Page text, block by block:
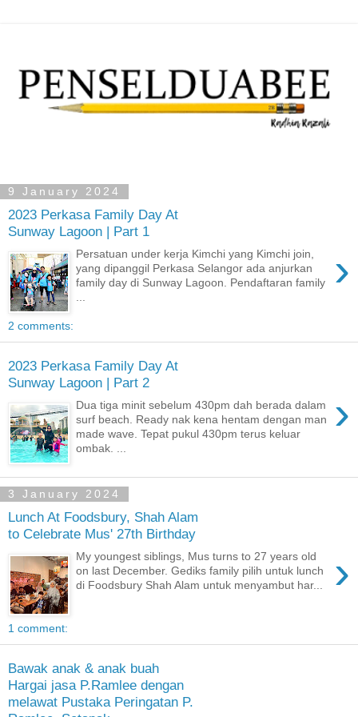
9 January 2024
2023 Perkasa Family Day At
Sunway Lagoon | Part 1
›
Persatuan under kerja Kimchi yang Kimchi join,
yang dipanggil Perkasa Selangor ada anjurkan
family day di Sunway Lagoon. Pendaftaran family
...
2 comments:
2023 Perkasa Family Day At
Sunway Lagoon | Part 2
›
Dua tiga minit sebelum 430pm dah berada dalam
surf beach. Ready nak kena hentam dengan man
made wave. Tepat pukul 430pm terus keluar
ombak. ...
3 January 2024
Lunch At Foodsbury, Shah Alam
to Celebrate Mus' 27th Birthday
›
My youngest siblings, Mus turns to 27 years old
on last December. Gediks family pilih untuk lunch
di Foodsbury Shah Alam untuk menyambut har...
1 comment:
Bawak anak & anak buah
Hargai jasa P.Ramlee dengan
melawat Pustaka Peringatan P.